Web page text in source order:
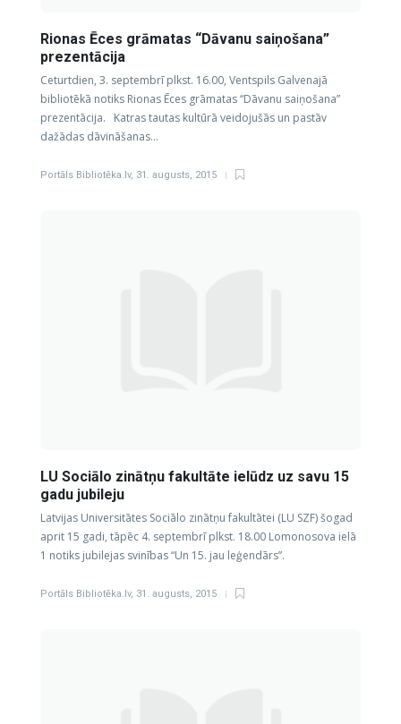
Rionas Ēces grāmatas “Dāvanu saiņošana”
prezentācija
Ceturtdien, 3. septembrī plkst. 16.00, Ventspils Galvenajā
bibliotēkā notiks Rionas Ēces grāmatas “Dāvanu saiņošana”
prezentācija. Katras tautas kultūrā veidojušās un pastāv
dažādas dāvināšanas…
Portāls Bibliotēka.lv, 31. augusts, 2015
LU Sociālo zinātņu fakultāte ielūdz uz savu 15
gadu jubileju
Latvijas Universitātes Sociālo zinātņu fakultātei (LU SZF) šogad
aprit 15 gadi, tāpēc 4. septembrī plkst. 18.00 Lomonosova ielā
1 notiks jubilejas svinības “Un 15. jau leģendārs”.
Portāls Bibliotēka.lv, 31. augusts, 2015